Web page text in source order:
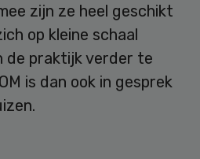
zijn ze heel geschikt
op kleine schaal
de praktijk verder te
is dan ook in gesprek